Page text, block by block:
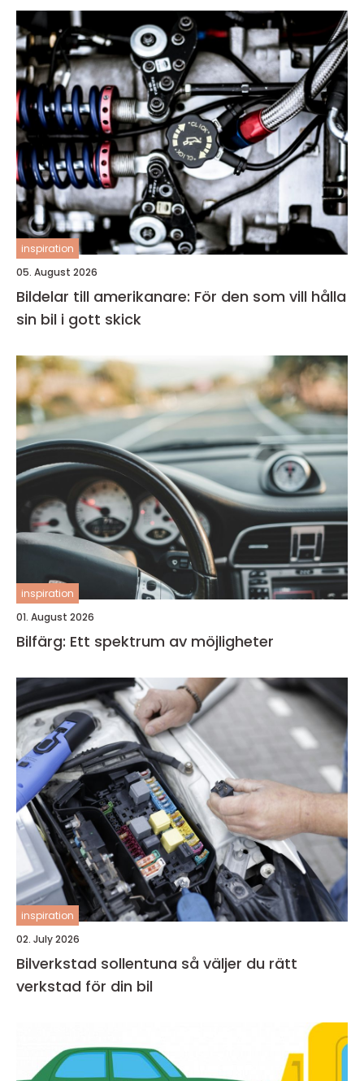
inspiration
05. August 2026
Bildelar till amerikanare: För den som vill hålla
sin bil i gott skick
inspiration
01. August 2026
Bilfärg: Ett spektrum av möjligheter
inspiration
02. July 2026
Bilverkstad sollentuna så väljer du rätt
verkstad för din bil